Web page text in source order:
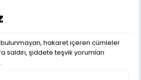
hakaret içeren cümleler
saldırı, şiddete teşvik yorumları